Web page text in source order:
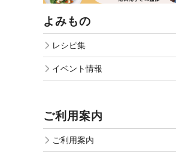
よみもの
レシピ集
イベント情報
ご利用案内
ご利用案内